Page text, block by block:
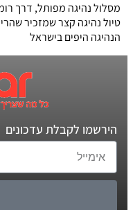
מסלול נהיגה מפותל, דרך
טיול נהיגה קצר שמזכיר
הנהיגה היפים בישראל
הירשמו לקבלת עדכונים